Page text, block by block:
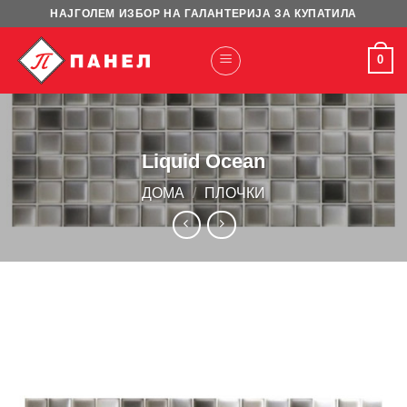
content
НАЈГОЛЕМ ИЗБОР НА ГАЛАНТЕРИЈА ЗА КУПАТИЛА
0
Liquid Ocean
ДОМА / ПЛОЧКИ